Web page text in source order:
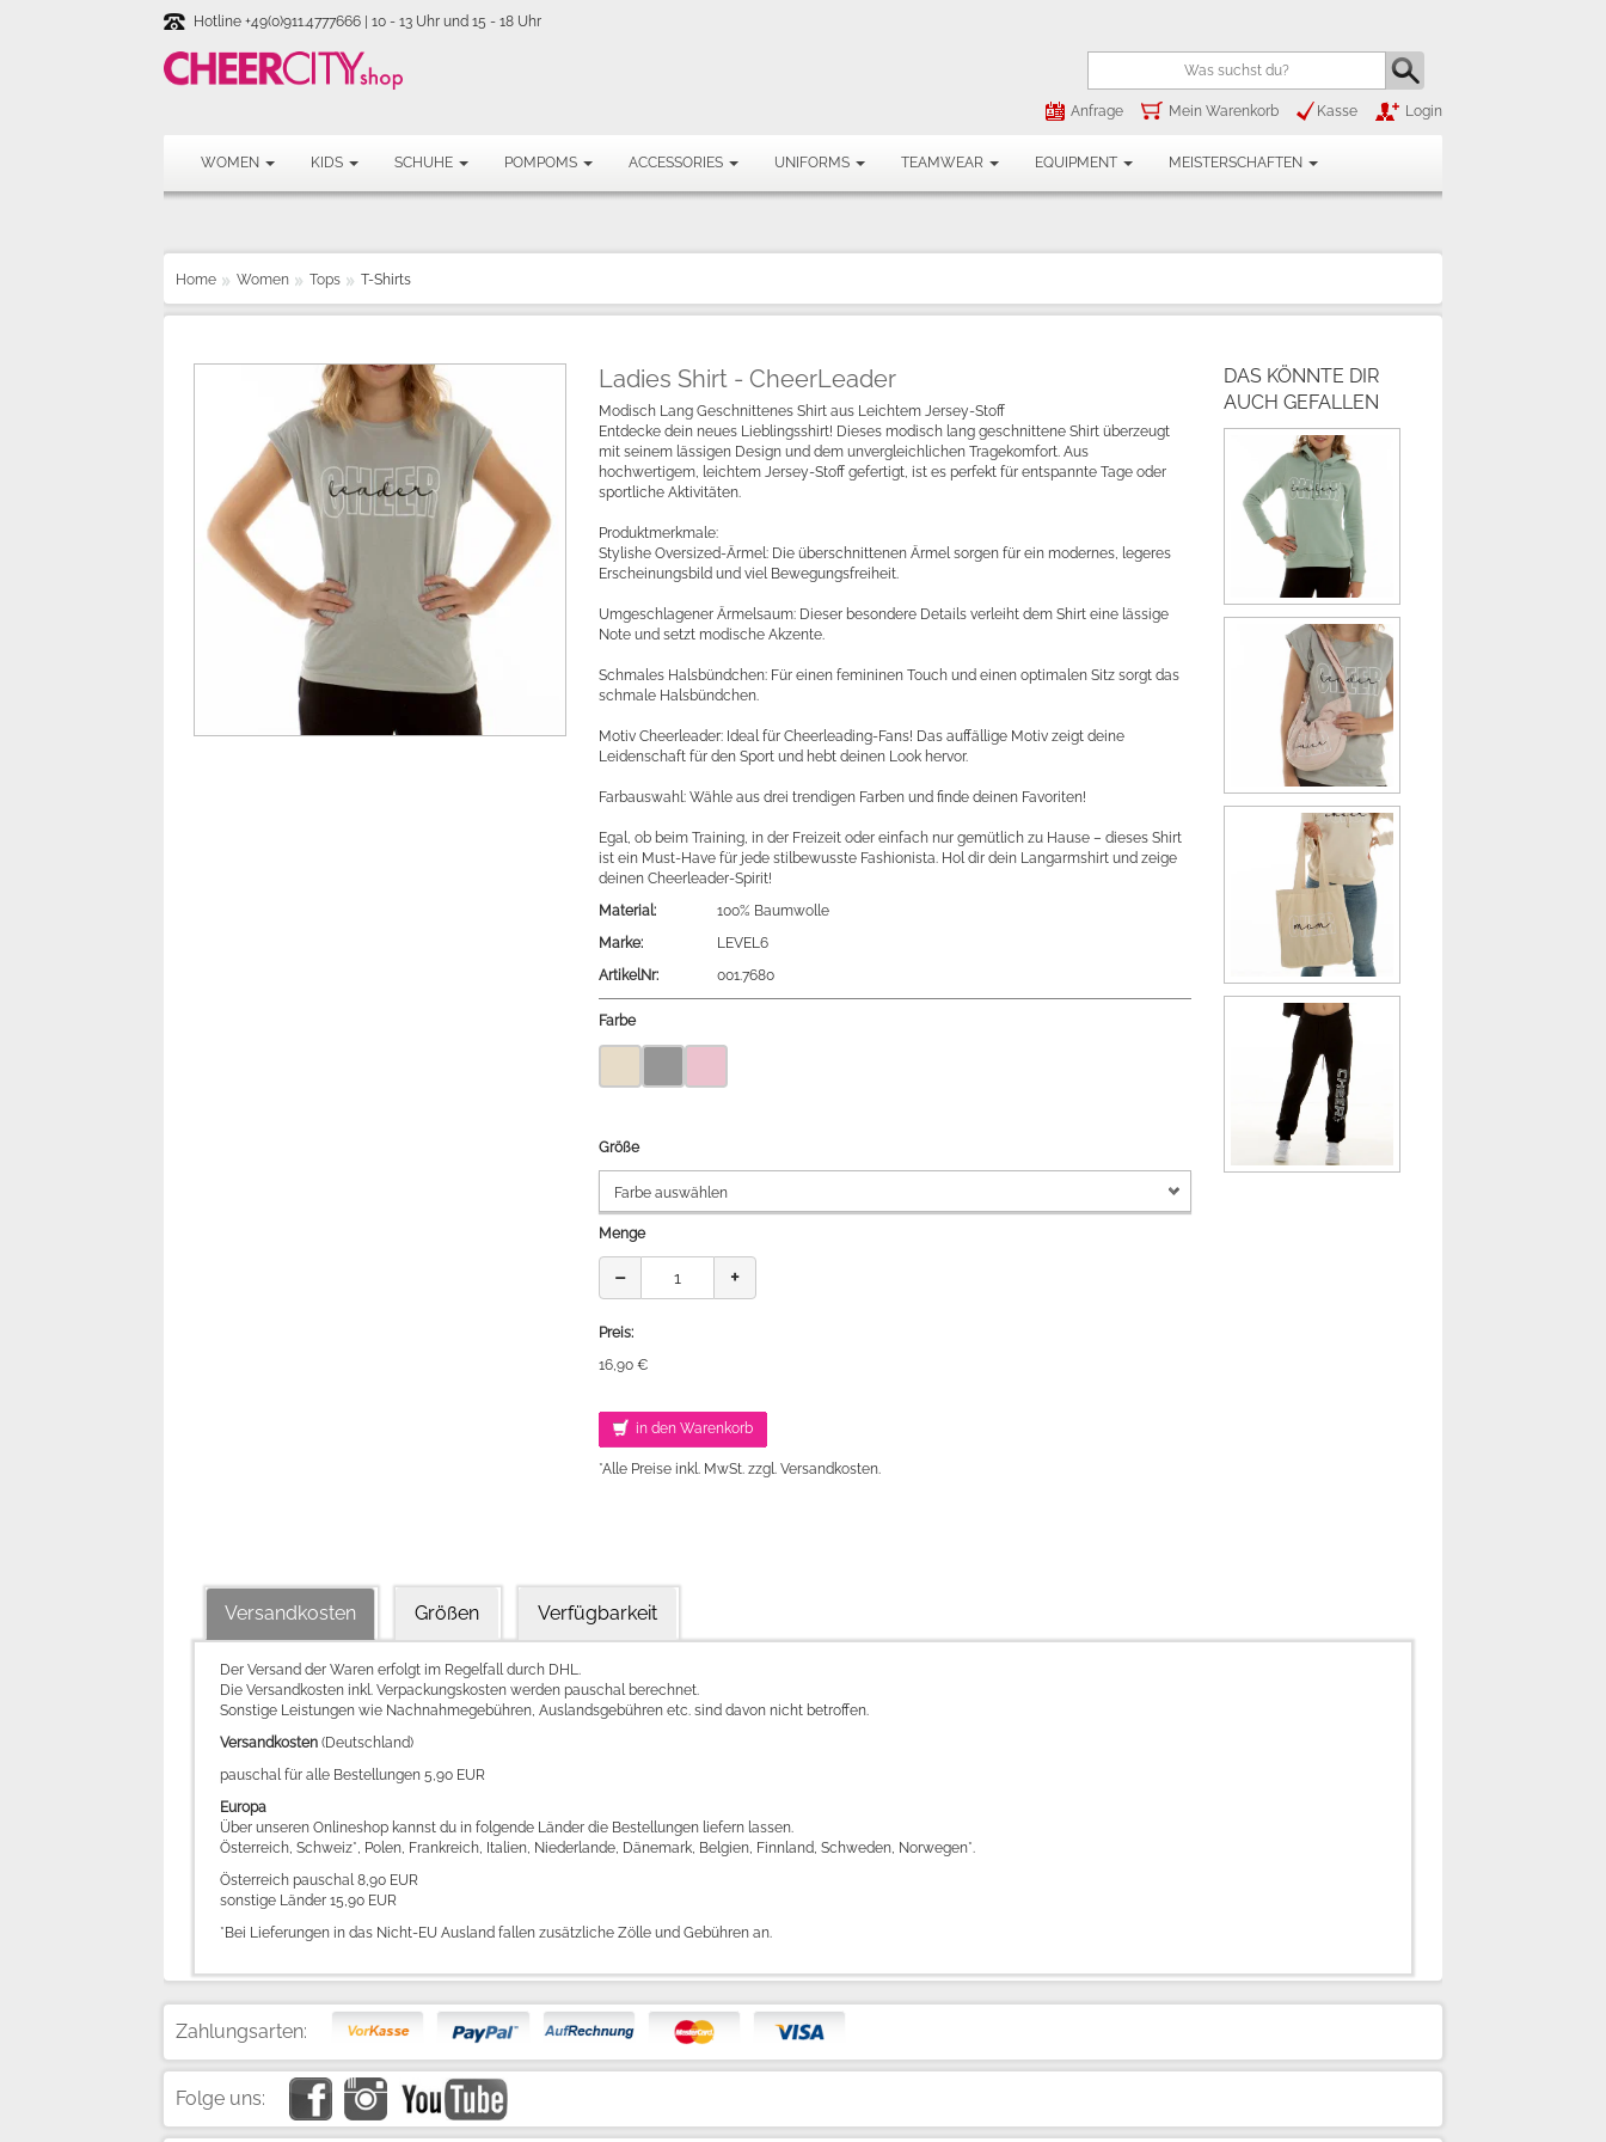
Hotline +49(0)911.4777666 | 10 - 13 Uhr und 15 - 18 Uhr
Anfrage Mein Warenkorb Kasse Login
WOMEN KIDS SCHUHE POMPOMS ACCESSORIES UNIFORMS TEAMWEAR EQUIPMENT MEISTERSCHAFTEN
Home Women Tops T-Shirts
Ladies Shirt - CheerLeader
Modisch Lang Geschnittenes Shirt aus Leichtem Jersey-Stoff
Entdecke dein neues Lieblingsshirt! Dieses modisch lang geschnittene Shirt überzeugt
mit seinem lässigen Design und dem unvergleichlichen Tragekomfort. Aus
hochwertigem, leichtem Jersey-Stoff gefertigt, ist es perfekt für entspannte Tage oder
sportliche Aktivitäten.
Produktmerkmale:
Stylishe Oversized-Ärmel: Die überschnittenen Ärmel sorgen für ein modernes, legeres
Erscheinungsbild und viel Bewegungsfreiheit.
Umgeschlagener Ärmelsaum: Dieser besondere Details verleiht dem Shirt eine lässige
Note und setzt modische Akzente.
Schmales Halsbündchen: Für einen femininen Touch und einen optimalen Sitz sorgt das
schmale Halsbündchen.
Motiv Cheerleader: Ideal für Cheerleading-Fans! Das auffällige Motiv zeigt deine
Leidenschaft für den Sport und hebt deinen Look hervor.
Farbauswahl: Wähle aus drei trendigen Farben und finde deinen Favoriten!
Egal, ob beim Training, in der Freizeit oder einfach nur gemütlich zu Hause – dieses Shirt
ist ein Must-Have für jede stilbewusste Fashionista. Hol dir dein Langarmshirt und zeige
deinen Cheerleader-Spirit!
Material:
100% Baumwolle
Marke:
LEVEL6
ArtikelNr:
001.7680
Farbe
Größe
Menge
− +
Preis:
16,90 €
in den Warenkorb
*Alle Preise inkl. MwSt. zzgl. Versandkosten.
DAS KÖNNTE DIR
AUCH GEFALLEN
Versandkosten Größen Verfügbarkeit
Der Versand der Waren erfolgt im Regelfall durch DHL.
Die Versandkosten inkl. Verpackungskosten werden pauschal berechnet.
Sonstige Leistungen wie Nachnahmegebühren, Auslandsgebühren etc. sind davon nicht betroffen.
Versandkosten (Deutschland)
pauschal für alle Bestellungen 5,90 EUR
Europa
Über unseren Onlineshop kannst du in folgende Länder die Bestellungen liefern lassen.
Österreich, Schweiz*, Polen, Frankreich, Italien, Niederlande, Dänemark, Belgien, Finnland, Schweden, Norwegen*.
Österreich pauschal 8,90 EUR
sonstige Länder 15,90 EUR
*Bei Lieferungen in das Nicht-EU Ausland fallen zusätzliche Zölle und Gebühren an.
Zahlungsarten:
Folge uns: